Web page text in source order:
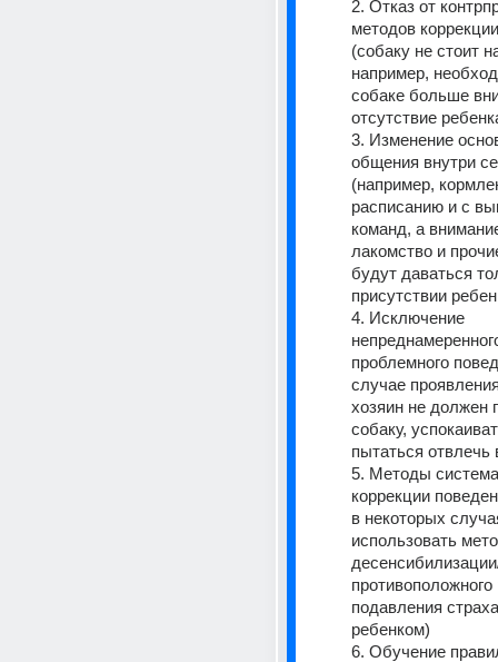
2. Отказ от
методов
(собаку не стоит
например,
собаке больше
отсутствие
3. Изменение
общения внутри
(например,
расписанию и с
команд, а
лакомство и
будут даваться
присутствии
4. Исключение
проблемного
случае
хозяин не должен
собаку,
пытаться отвлечь
5. Методы
коррекции
в некоторых
использовать
подавления
ребенком)
6. Обучение